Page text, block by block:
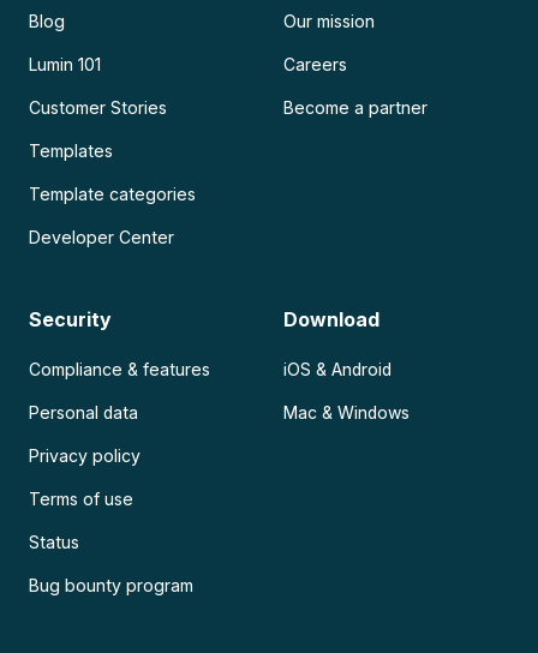
Blog
Lumin 101
Customer Stories
Templates
Template categories
Developer Center
Our mission
Careers
Become a partner
Security
Compliance & features
Personal data
Privacy policy
Terms of use
Status
Bug bounty program
Download
iOS & Android
Mac & Windows